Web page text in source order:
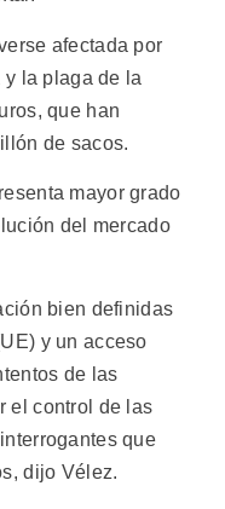
afectada por
la plaga de la
que han
de sacos.
mayor grado
del mercado
bien definidas
y un acceso
de las
el control de las
que
dijo Vélez.